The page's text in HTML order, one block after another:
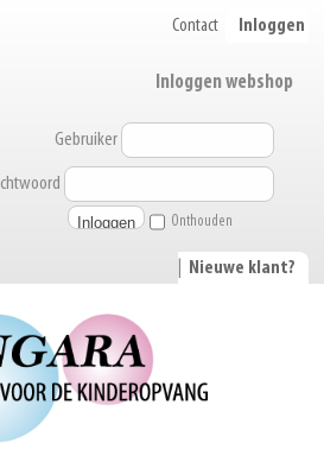
Contact Inloggen
Inloggen webshop
Gebruiker
Onthouden
Nieuwe klant?